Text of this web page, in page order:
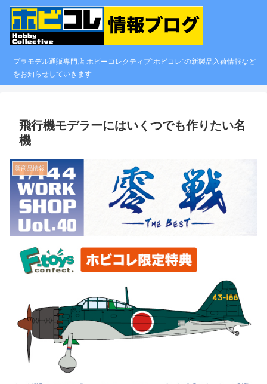
プラモデル通販専門店 ホビーコレクティブ"ホビコレ"の新製品入荷情報など
をお知らせしていきます
飛行機モデラーにはいくつでも作りたい名
機
新商品情報